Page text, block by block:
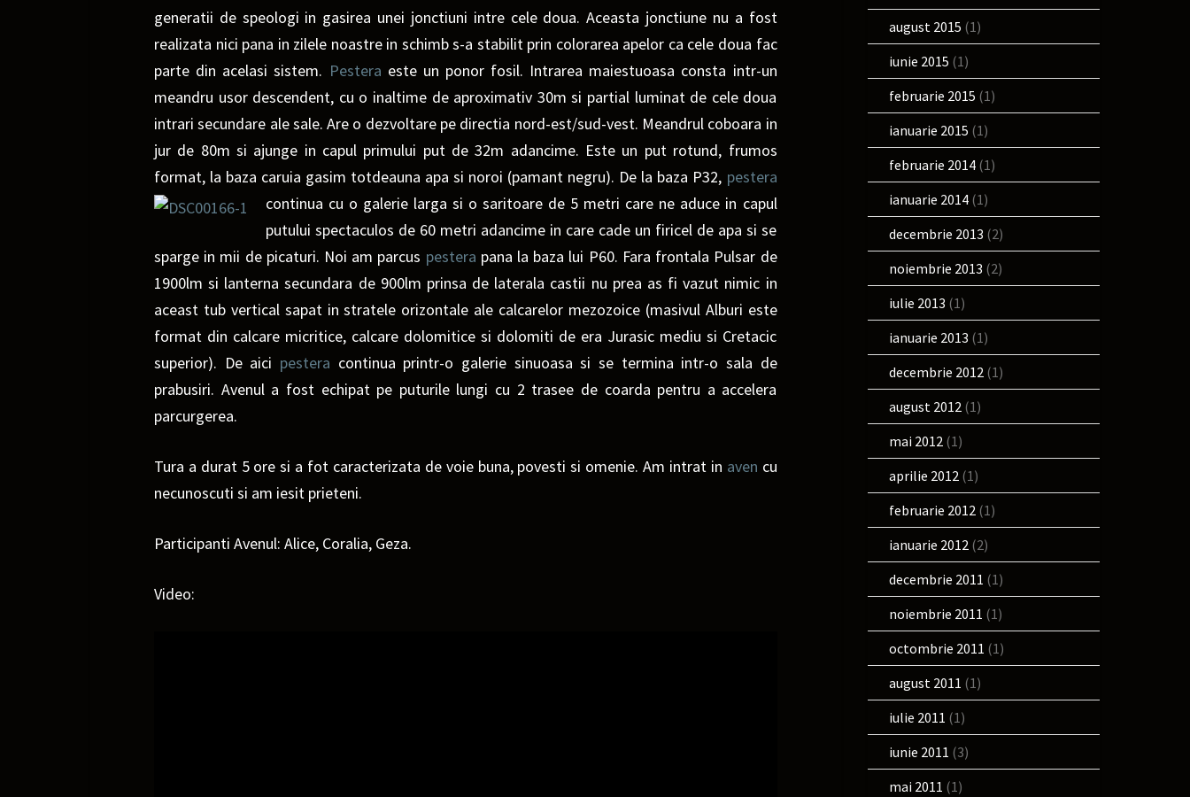
generatii de speologi in gasirea unei jonctiuni intre cele doua. Aceasta jonctiune nu a fost
realizata nici pana in zilele noastre in schimb s-a stabilit prin colorarea apelor ca cele doua fac
parte din acelasi sistem. Pestera este un ponor fosil. Intrarea maiestuoasa consta intr-un
meandru usor descendent, cu o inaltime de aproximativ 30m si partial luminat de cele doua
intrari secundare ale sale. Are o dezvoltare pe directia nord-est/sud-vest. Meandrul coboara in
jur de 80m si ajunge in capul primului put de 32m adancime. Este un put rotund, frumos
format, la baza caruia gasim totdeauna apa si noroi (pamant negru). De la baza P32, pestera
continua cu o galerie larga si o saritoare de 5 metri care ne aduce in capul
putului spectaculos de 60 metri adancime in care cade un firicel de apa si se
sparge in mii de picaturi. Noi am parcus pestera pana la baza lui P60. Fara frontala Pulsar de
1900lm si lanterna secundara de 900lm prinsa de laterala castii nu prea as fi vazut nimic in
aceast tub vertical sapat in stratele orizontale ale calcarelor mezozoice (masivul Alburi este
format din calcare micritice, calcare dolomitice si dolomiti de era Jurasic mediu si Cretacic
superior). De aici pestera continua printr-o galerie sinuoasa si se termina intr-o sala de
prabusiri. Avenul a fost echipat pe puturile lungi cu 2 trasee de coarda pentru a accelera
parcurgerea.
Tura a durat 5 ore si a fot caracterizata de voie buna, povesti si omenie. Am intrat in aven cu
necunoscuti si am iesit prieteni.
Participanti Avenul: Alice, Coralia, Geza.
Video:
august 2015 (1)
iunie 2015 (1)
februarie 2015 (1)
ianuarie 2015 (1)
februarie 2014(1)
ianuarie 2014(1)
decembrie 2013 (2)
noiembrie 2013 (2)
iulie 2013 (1)
ianuarie 2013 (1)
decembrie 2012(1)
august 2012(1)
mai 2012(1)
aprilie 2012(1)
februarie 2012(1)
ianuarie 2012(2)
decembrie 2011 (1)
noiembrie 2011 (1)
octombrie 2011 (1)
august 2011 (1)
iulie 2011 (1)
iunie 2011 (3)
mai 2011 (1)